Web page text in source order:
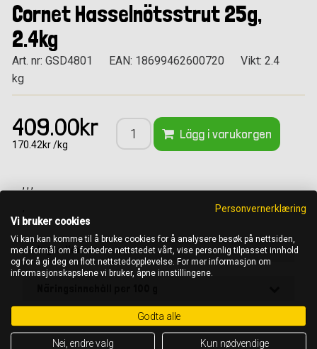
Cornet Hasselnötsstrut 25g,
2.4kg
Art. nr: GSD4801 EAN: 18699462600720
Vikt: 2.4
kg
409.00kr
170.42kr /kg
Lägg i varukorgen
, , ,
Ingredienser
OBS! Det är alltid ingrediensförteckningen på förpackningen som gäller
Personvernerklæring
Vi bruker cookies
Vi kan kan komme til å bruke cookies for å analysere besøk på nettsiden,
med formål om å forbedre nettstedet vårt, vise personlig tilpasset innhold
og for å gi deg en flott nettstedopplevelse. For mer informasjon om
informasjonskapslene vi bruker, åpne innstillingene.
Godta alle
Nei, endre valg Kun nødvendige